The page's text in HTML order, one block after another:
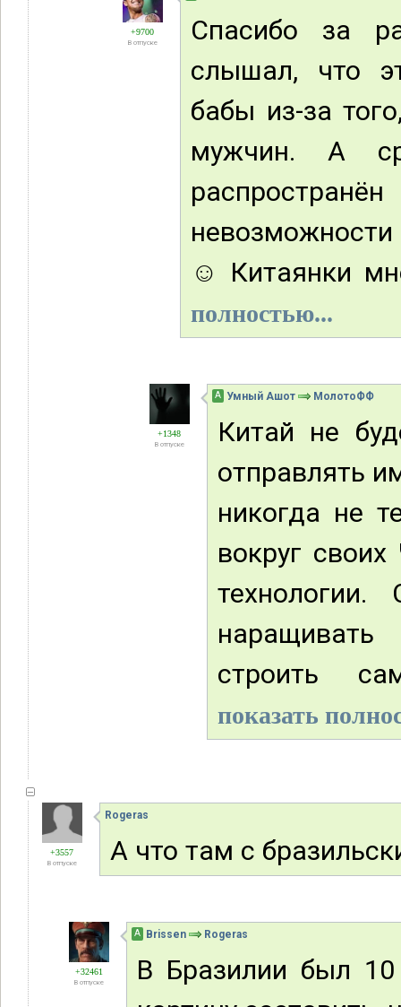
+9700
В отпуске
Спасибо за
слышал, что
бабы из-за
мужчин. А
невозможности
☺ Китаянки
полностью...
+1348
В отпуске
А Умный Ашот МолотоФФ
Китай не
отправлять
никогда не
вокруг
технологии.
строить
показать
+3557
В отпуске
Rogeras
А что там с
+32461
В отпуске
А Brissen Rogeras
В Бразилии был 10